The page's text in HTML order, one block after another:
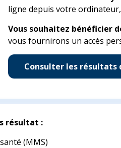
ligne depuis votre
Vous souhaitez bénéficier
vous fournirons un accès
Consulter les résultats
résultat :
(MMS)